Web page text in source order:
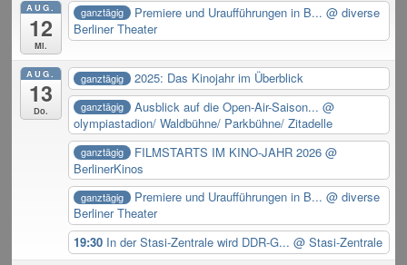
AUG.
12
Mi.
ganztägig Premiere und Uraufführungen in B... @ diverse
Berliner Theater
AUG.
13
Do.
ganztägig 2025: Das Kinojahr im Überblick
ganztägig Ausblick auf die Open-Air-Saison... @
olympiastadion/ Waldbühne/ Parkbühne/ Zitadelle
ganztägig FILMSTARTS IM KINO-JAHR 2026 @
BerlinerKinos
ganztägig Premiere und Uraufführungen in B... @ diverse
Berliner Theater
19:30 In der Stasi-Zentrale wird DDR-G...@ Stasi-Zentrale